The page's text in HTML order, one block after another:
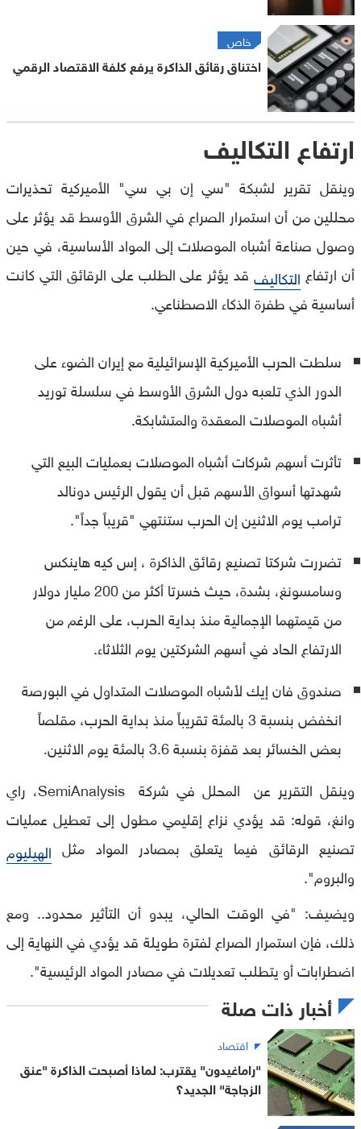
خاص
اختناق رقائق الذاكرة يرفع كلفة الاقتصاد الرقمي
ارتفاع التكاليف
وينقل تقرير لشبكة "سي إن بي سي" الأميركية تحذيرات
محللين من أن استمرار الصراع في الشرق الأوسط قد يؤثر على
وصول صناعة أشباه الموصلات إلى المواد الأساسية، في حين
أن ارتفاع التكاليف قد يؤثر على الطلب على الرقائق التي كانت
أساسية في طفرة الذكاء الاصطناعي.
سلطت الحرب الأميركية الإسرائيلية مع إيران الضوء على
الدور الذي تلعبه دول الشرق الأوسط في سلسلة توريد
أشباه الموصلات المعقدة والمتشابكة.
تأثرت أسهم شركات أشباه الموصلات بعمليات البيع التي
شهدتها أسواق الأسهم قبل أن يقول الرئيس دونالد
ترامب يوم الاثنين إن الحرب ستنتهي "قريباً جداً".
تضررت شركتا تصنيع رقائق الذاكرة ، إس كيه هاينكس
وسامسونغ، بشدة، حيث خسرتا أكثر من 200 مليار دولار
من قيمتهما الإجمالية منذ بداية الحرب، على الرغم من
الارتفاع الحاد في أسهم الشركتين يوم الثلاثاء.
صندوق فان إيك لأشباه الموصلات المتداول في البورصة
انخفض بنسبة 3 بالمئة تقريباً منذ بداية الحرب، مقلصاً
بعض الخسائر بعد قفزة بنسبة 3.6 بالمئة يوم الاثنين.
وينقل التقرير عن المحلل في شركة SemiAnalysis، راي
وانغ، قوله: قد يؤدي نزاع إقليمي مطول إلى تعطيل عمليات
تصنيع الرقائق فيما يتعلق بمصادر المواد مثل الهيليوم
والبروم".
ويضيف: "في الوقت الحالي، يبدو أن التأثير محدود.. ومع
ذلك، فإن استمرار الصراع لفترة طويلة قد يؤدي في النهاية إلى
اضطرابات أو يتطلب تعديلات في مصادر المواد الرئيسية".
أخبار ذات صلة
اقتصاد
"راماغيدون" يقترب: لماذا أصبحت الذاكرة "عنق
الزجاجة" الجديد؟